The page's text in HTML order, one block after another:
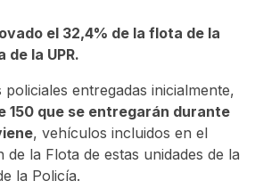
el 32,4% de la flota de la
de la UPR.
entregadas inicialmente,
150 que se entregarán durante
, vehículos incluidos en el
de la Flota de estas unidades de la
la Policía.